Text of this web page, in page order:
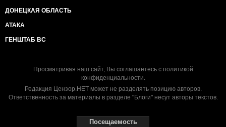
ДОНЕЦКАЯ ОБЛАСТЬ
АТАКА
ГЕНШТАБ ВС
Просматривая наш сайт, Вы соглашаетесь с политикой
конфиденциальности.
Редакция Цензор.НЕТ может не разделять позицию авторов.
Ответственность за материалы в разделе "Блоги" несут авторы текстов.
Посещаемость